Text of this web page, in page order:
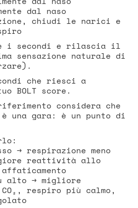
dal naso
chiudi le narici e
i secondi e rilascia il
sensazione naturale di
che riesci a
BOLT score.
considera che
è una gara: è un punto di
→ respirazione meno
reattività allo
alto → migliore
respiro più calmo,